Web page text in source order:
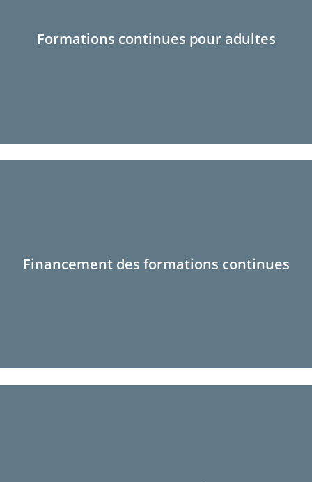
Formations continues pour adultes
Financement des formations continues